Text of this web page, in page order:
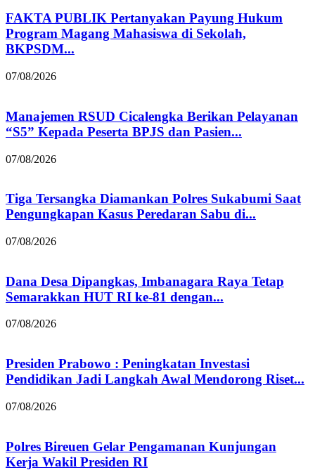
FAKTA PUBLIK Pertanyakan Payung Hukum
Program Magang Mahasiswa di Sekolah,
BKPSDM...
07/08/2026
Manajemen RSUD Cicalengka Berikan Pelayanan
“S5” Kepada Peserta BPJS dan Pasien...
07/08/2026
Tiga Tersangka Diamankan Polres Sukabumi Saat
Pengungkapan Kasus Peredaran Sabu di...
07/08/2026
Dana Desa Dipangkas, Imbanagara Raya Tetap
Semarakkan HUT RI ke-81 dengan...
07/08/2026
Presiden Prabowo : Peningkatan Investasi
Pendidikan Jadi Langkah Awal Mendorong Riset...
07/08/2026
Polres Bireuen Gelar Pengamanan Kunjungan
Kerja Wakil Presiden RI